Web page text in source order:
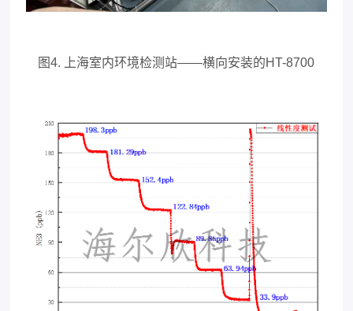
图4. 上海室内环境检测站——横向安装的HT-8700